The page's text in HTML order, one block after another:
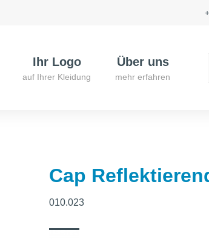
Ihr Logo
auf Ihrer Kleidung
Über uns
mehr erfahren
Cap
010.023